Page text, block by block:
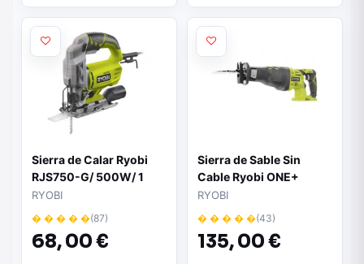
Sierra de Calar Ryobi
RJS750-G/ 500W/ 1
Boquilla Aspiración
RYOBI
� � � � �(87)
68,00 €
Sierra de Sable Sin
Cable Ryobi ONE+
R18RS-0/ 18V/ Sin
Batería ni Cargador
RYOBI
� � � � �(43)
135,00 €